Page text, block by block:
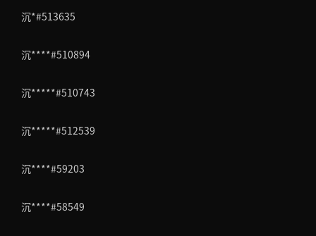
沉*#513635
沉****#510894
沉*****#510743
沉*****#512539
沉****#59203
沉****#58549